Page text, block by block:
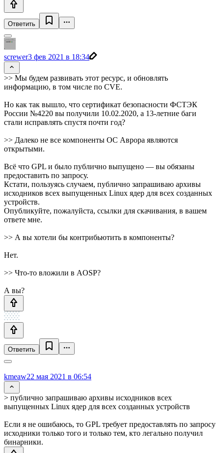
Ответить
screwer3 фев 2021 в 18:34
>> Мы будем развивать этот ресурс, и обновлять
информацию, в том числе по CVE.
Но как так вышло, что сертификат безопасности ФСТЭК
России №4220 вы получили 10.02.2020, а 13-летние баги
стали исправлять спустя почти год?
>> Далеко не все компоненты ОС Аврора являются
открытыми.
Всё что GPL и было публично выпущено — вы обязаны
предоставить по запросу.
Кстати, пользуясь случаем, публично запрашиваю архивы
исходников всех выпущенных Linux ядер для всех созданных
устройств.
Опубликуйте, пожалуйста, ссылки для скачивания, в вашем
ответе мне.
>> А вы хотели бы контрибьютить в компоненты?
Нет.
>> Что-то вложили в AOSP?
А вы?
Ответить
kmeaw22 мая 2021 в 06:54
> публично запрашиваю архивы исходников всех
выпущенных Linux ядер для всех созданных устройств
Если я не ошибаюсь, то GPL требует предоставлять по запросу
исходники только того и только тем, кто легально получил
бинарники.